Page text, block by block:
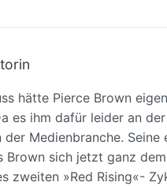
hätte Pierce Brown
es ihm dafür leider an
Medienbranche.
Brown sich jetzt ganz
zweiten »Red Rising«-